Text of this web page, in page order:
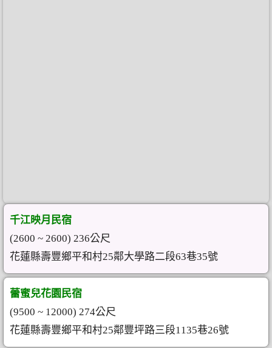
千江映月民宿
(2600 ~ 2600) 236公尺
花蓮縣壽豐鄉平和村25鄰大學路二段63巷35號
蕾蜜兒花園民宿
(9500 ~ 12000) 274公尺
花蓮縣壽豐鄉平和村25鄰豐坪路三段1135巷26號